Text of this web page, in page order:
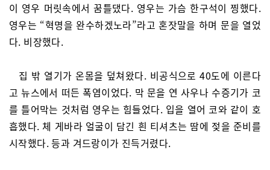
이 영우 머릿속에서 꿈틀댔다. 영우는 가슴 한구석이 찡했다.
영우는 “혁명을 완수하겠노라”라고 혼잣말을 하며 문을 열었
다. 비장했다.
집 밖 열기가 온몸을 덮쳐왔다. 비공식으로 40도에 이른다
고 뉴스에서 떠든 폭염이었다. 막 문을 연 사우나 수증기가 코
를 틀어막는 것처럼 영우는 힘들었다. 입을 열어 코와 같이 호
흡했다. 체 게바라 얼굴이 담긴 흰 티셔츠는 땀에 젖을 준비를
시작했다. 등과 겨드랑이가 진득거렸다.